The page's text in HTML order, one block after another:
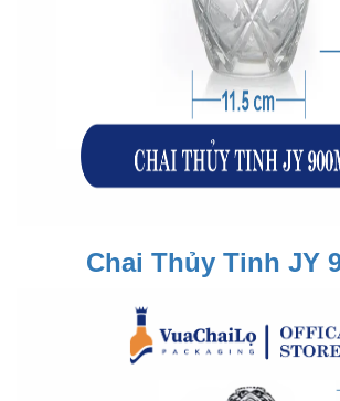
Chai Thủy Tinh JY